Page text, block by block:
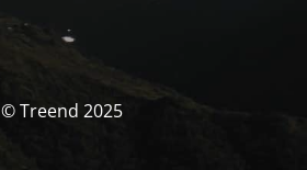
© Treend 2025